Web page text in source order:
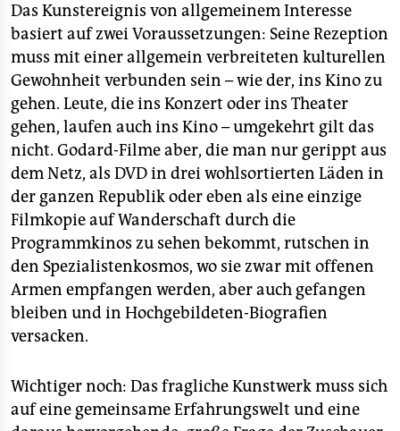
Das Kunstereignis von allgemeinem Interesse
basiert auf zwei Voraussetzungen: Seine Rezeption
muss mit einer allgemein verbreiteten kulturellen
Gewohnheit verbunden sein – wie der, ins Kino zu
gehen. Leute, die ins Konzert oder ins Theater
gehen, laufen auch ins Kino – umgekehrt gilt das
nicht. Godard-Filme aber, die man nur gerippt aus
dem Netz, als DVD in drei wohlsortierten Läden in
der ganzen Republik oder eben als eine einzige
Filmkopie auf Wanderschaft durch die
Programmkinos zu sehen bekommt, rutschen in
den Spezialistenkosmos, wo sie zwar mit offenen
Armen empfangen werden, aber auch gefangen
bleiben und in Hochgebildeten-Biografien
versacken.
Wichtiger noch: Das fragliche Kunstwerk muss sich
auf eine gemeinsame Erfahrungswelt und eine